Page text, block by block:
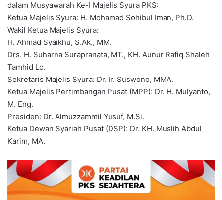
dalam Musyawarah Ke-I Majelis Syura PKS:
Ketua Majelis Syura: H. Mohamad Sohibul Iman, Ph.D.
Wakil Ketua Majelis Syura:
H. Ahmad Syaikhu, S.Ak., MM.
Drs. H. Suharna Surapranata, MT., KH. Aunur Rafiq Shaleh
Tamhid Lc.
Sekretaris Majelis Syura: Dr. Ir. Suswono, MMA.
Ketua Majelis Pertimbangan Pusat (MPP): Dr. H. Mulyanto,
M. Eng.
Presiden: Dr. Almuzzammil Yusuf, M.Si.
Ketua Dewan Syariah Pusat (DSP): Dr. KH. Muslih Abdul
Karim, MA.